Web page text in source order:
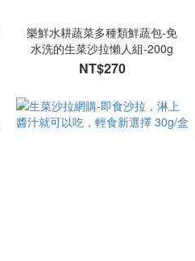
樂鮮水耕蔬菜多種類鮮蔬包-免
水洗的生菜沙拉懶人組-200g
NT$270